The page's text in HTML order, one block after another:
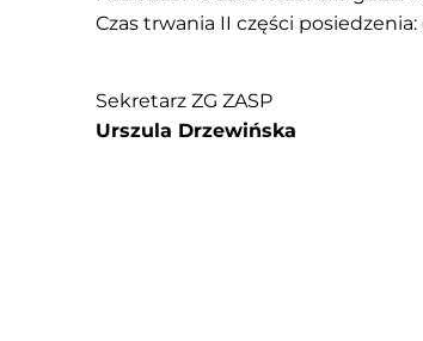
Czas trwania II części
Urszula Drzewińska